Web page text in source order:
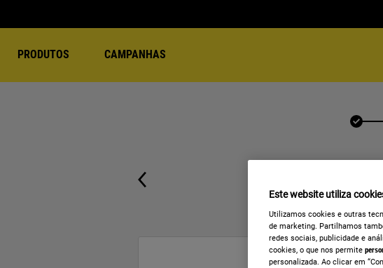
PRODUTOS CAMPANHAS
Este website utiliza
Utilizamos cookies e outras
de marketing. Partilhamos
redes sociais, publicidade e
cookies, o que nos permite
personalizada. Ao clicar em